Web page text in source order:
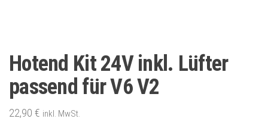
Hotend Kit 24V inkl. Lüfter
passend für V6 V2
22,90 € inkl. MwSt.